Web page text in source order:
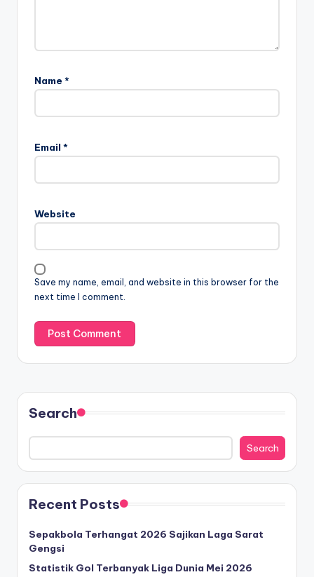
Name *
Email *
Website
Save my name, email, and website in this browser for the
next time I comment.
Search
Search
Recent Posts
Sepakbola Terhangat 2026 Sajikan Laga Sarat
Gengsi
Statistik Gol Terbanyak Liga Dunia Mei 2026